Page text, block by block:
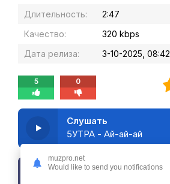
Длительность:
2:47
Качество:
320 kbps
Дата релиза:
3-10-2025, 08:42
5 0
Слушать
5УТРА - Ай-ай-ай
muzpro.net
Would like to send you notifications